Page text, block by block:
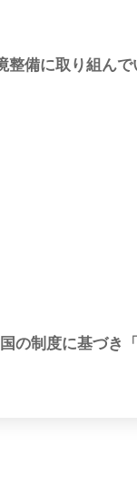
備に取り組んで
の制度に基づき